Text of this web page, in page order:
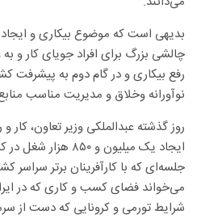
بدیهی است که موضوع بیکاری و
چالشی بزرگ برای افراد جویای کار و
رفع بیکاری و در گام دوم به پیشرفت
نوآورانه وخلاق و مدیریت مناسب
روز گذشته عبدالملکی وزیر تعاون، کار
ایجاد یک
جلسه‌ای که با کارآفرینان برتر
می‌خواند فضای کسب و کاری که در
شرایط تورمی و کرونایی که دست از